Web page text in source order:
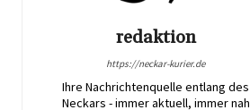
redaktion
https://neckar-kurier.de
Ihre Nachrichtenquelle entlang des
Neckars - immer aktuell, immer nah